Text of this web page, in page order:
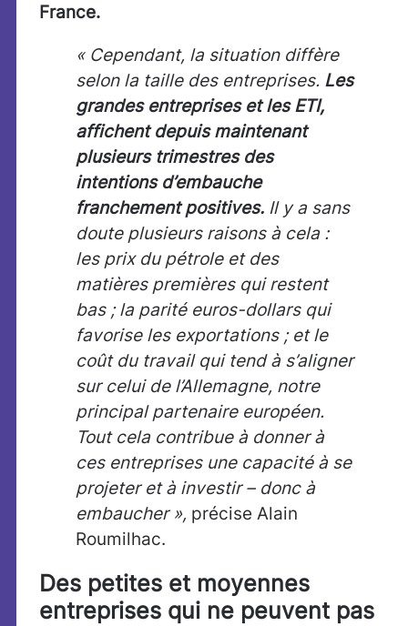
France.
« Cependant, la situation diffère
selon la taille des entreprises. Les
grandes entreprises et les ETI,
affichent depuis maintenant
plusieurs trimestres des
intentions d’embauche
franchement positives. Il y a sans
doute plusieurs raisons à cela :
les prix du pétrole et des
matières premières qui restent
bas ; la parité euros-dollars qui
favorise les exportations ; et le
coût du travail qui tend à s’aligner
sur celui de l’Allemagne, notre
principal partenaire européen.
Tout cela contribue à donner à
ces entreprises une capacité à se
projeter et à investir – donc à
embaucher », précise Alain
Roumilhac.
Des petites et moyennes
entreprises qui ne peuvent pas